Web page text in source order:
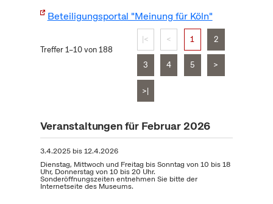
Beteiligungsportal "Meinung für Köln"
Treffer 1–10 von 188
|< < 1 2
3 4 5 >
>|
Veranstaltungen für Februar 2026
3.4.2025bis12.4.2026
Dienstag, Mittwoch und Freitag bis Sonntag von 10 bis 18
Uhr, Donnerstag von 10 bis 20 Uhr.
Sonderöffnungszeiten entnehmen Sie bitte der
Internetseite des Museums.